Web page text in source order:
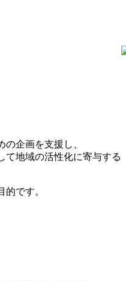
企画を支援し、
て地域の活性化に寄与する
です。